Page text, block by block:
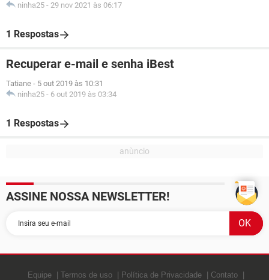
ninha25 - 29 nov 2021 às 06:17
1 Respostas
Recuperar e-mail e senha iBest
Tatiane - 5 out 2019 às 10:31
ninha25 - 6 out 2019 às 03:34
1 Respostas
ASSINE NOSSA NEWSLETTER!
Equipe Termos de uso Política de Privacidade Contato